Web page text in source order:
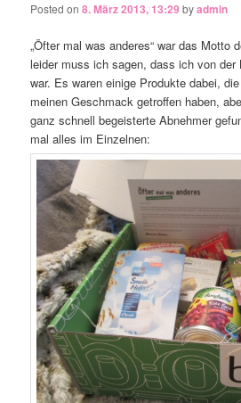
Posted on8. März 2013, 13:29 byadmin
„Öfter mal was anderes“ war das Motto
leider muss ich sagen, dass ich von
war. Es waren einige Produkte dabei,
meinen Geschmack getroffen haben,
ganz schnell begeisterte Abnehmer
mal alles im Einzelnen: